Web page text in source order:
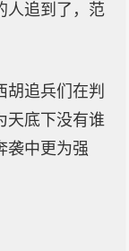
人追到了，范
追兵们在判
天底下没有谁
袭中更为强